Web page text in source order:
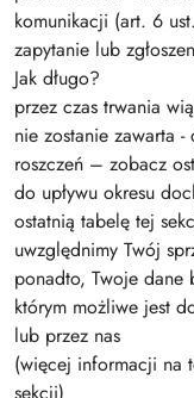
komunikacji (art. 6
zapytanie lub
Jak długo?
przez czas trwania
nie zostanie zawarta
roszczeń – zobacz
do upływu okresu
ostatnią tabelę tej
uwzględnimy Twój
ponadto, Twoje dane
którym możliwe jest
lub przez nas
(więcej informacji na